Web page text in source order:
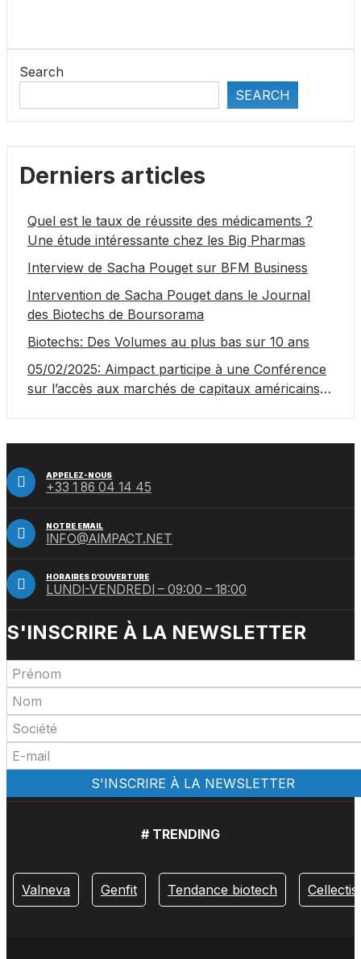
Search
SEARCH
Derniers articles
Quel est le taux de réussite des médicaments ?
Une étude intéressante chez les Big Pharmas
Interview de Sacha Pouget sur BFM Business
Intervention de Sacha Pouget dans le Journal
des Biotechs de Boursorama
Biotechs: Des Volumes au plus bas sur 10 ans
05/02/2025: Aimpact participe à une Conférence
sur l’accès aux marchés de capitaux américains,
APPELEZ-NOUS
+33 1 86 04 14 45
NOTRE EMAIL
INFO@AIMPACT.NET
HORAIRES D’OUVERTURE
LUNDI-VENDREDI – 09:00 – 18:00
S'INSCRIRE À LA NEWSLETTER
# TRENDING
Valneva Genfit Tendance biotech Cellectis